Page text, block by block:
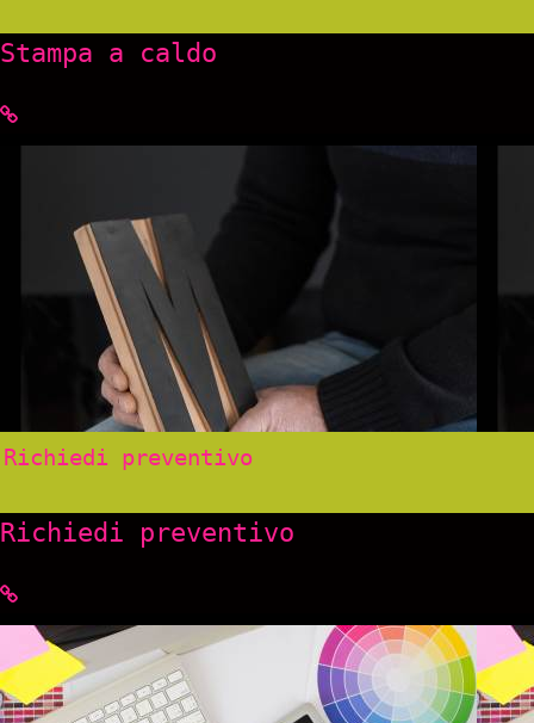
Stampa a caldo
Richiedi preventivo
Richiedi preventivo